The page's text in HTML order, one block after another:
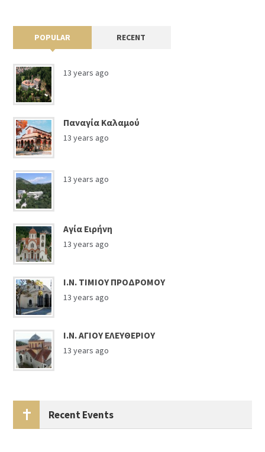
POPULAR RECENT
13 years ago
Παναγία Καλαμού
13 years ago
13 years ago
Αγία Ειρήνη
13 years ago
Ι.Ν. ΤΙΜΙΟΥ ΠΡΟΔΡΟΜΟΥ
13 years ago
Ι.Ν. ΑΓΙΟΥ ΕΛΕΥΘΕΡΙΟΥ
13 years ago
Recent Events